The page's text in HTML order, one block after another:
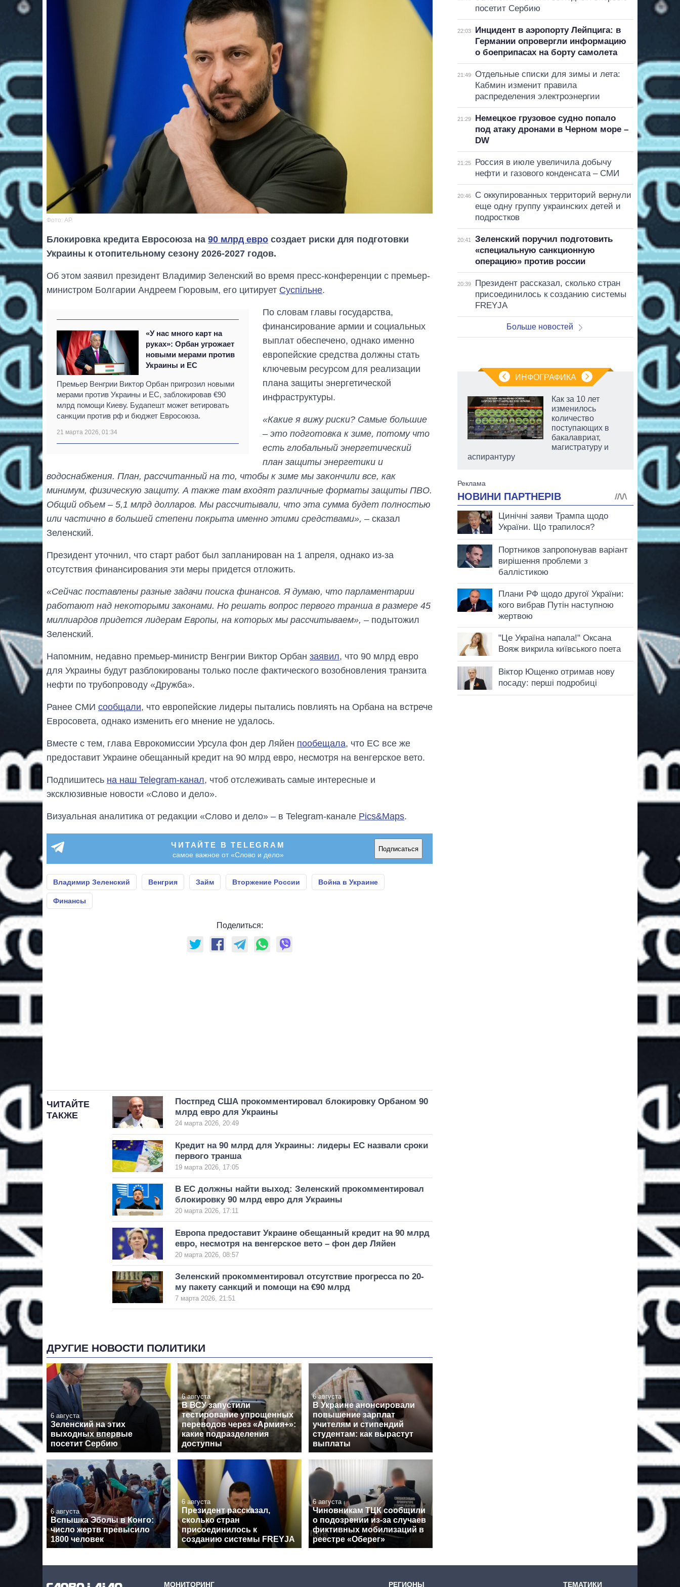
Фото: AP
Блокировка кредита Евросоюза на 90 млрд евро создает риски для подготовки
Украины к отопительному сезону 2026-2027 годов.
Об этом заявил президент Владимир Зеленский во время пресс-конференции с премьер-
министром Болгарии Андреем Гюровым, его цитирует Суспільне.
«У нас много карт на
руках»: Орбан угрожает
новыми мерами против
Украины и ЕС
Премьер Венгрии Виктор Орбан пригрозил новыми
мерами против Украины и ЕС, заблокировав €90
млрд помощи Киеву. Будапешт может ветировать
санкции против рф и бюджет Евросоюза.
21 марта 2026, 01:34
По словам главы государства,
финансирование армии и социальных
выплат обеспечено, однако именно
европейские средства должны стать
ключевым ресурсом для реализации
плана защиты энергетической
инфраструктуры.
«Какие я вижу риски? Самые большие
– это подготовка к зиме, потому что
есть глобальный энергетический
план защиты энергетики и
водоснабжения. План, рассчитанный на то, чтобы к зиме мы закончили все, как
минимум, физическую защиту. А также там входят различные форматы защиты ПВО.
Общий объем – 5,1 млрд долларов. Мы рассчитывали, что эта сумма будет полностью
или частично в большей степени покрыта именно этими средствами», – сказал
Зеленский.
Президент уточнил, что старт работ был запланирован на 1 апреля, однако из-за
отсутствия финансирования эти меры придется отложить.
«Сейчас поставлены разные задачи поиска финансов. Я думаю, что парламентарии
работают над некоторыми законами. Но решать вопрос первого транша в размере 45
миллиардов придется лидерам Европы, на которых мы рассчитываем», – подытожил
Зеленский.
Напомним, недавно премьер-министр Венгрии Виктор Орбан заявил, что 90 млрд евро
для Украины будут разблокированы только после фактического возобновления транзита
нефти по трубопроводу «Дружба».
Ранее СМИ сообщали, что европейские лидеры пытались повлиять на Орбана на встрече
Евросовета, однако изменить его мнение не удалось.
Вместе с тем, глава Еврокомиссии Урсула фон дер Ляйен пообещала, что ЕС все же
предоставит Украине обещанный кредит на 90 млрд евро, несмотря на венгерское вето.
Подпишитесь на наш Telegram-канал, чтоб отслеживать самые интересные и
эксклюзивные новости «Слово и дело».
Визуальная аналитика от редакции «Слово и дело» – в Telegram-канале Pics&Maps.
ЧИТАЙТЕ В TELEGRAM
самое важное от «Слово и дело»
Подписаться
Владимир Зеленский Венгрия Займ Вторжение России Война в Украине
Финансы
Поделиться:
ЧИТАЙТЕ
ТАКЖЕ
Постпред США прокомментировал блокировку Орбаном 90
млрд евро для Украины
24 марта 2026, 20:49
Кредит на 90 млрд для Украины: лидеры ЕС назвали сроки
первого транша
19 марта 2026, 17:05
В ЕС должны найти выход: Зеленский прокомментировал
блокировку 90 млрд евро для Украины
20 марта 2026, 17:11
Европа предоставит Украине обещанный кредит на 90 млрд
евро, несмотря на венгерское вето – фон дер Ляйен
20 марта 2026, 08:57
Зеленский прокомментировал отсутствие прогресса по 20-
му пакету санкций и помощи на €90 млрд
7 марта 2026, 21:51
ДРУГИЕ НОВОСТИ ПОЛИТИКИ
6 августа
Зеленский на этих
выходных впервые
посетит Сербию
6 августа
В ВСУ запустили
тестирование упрощенных
переводов через «Армия+»:
какие подразделения
доступны
6 августа
В Украине анонсировали
повышение зарплат
учителям и стипендий
студентам: как вырастут
выплаты
6 августа
Вспышка Эболы в Конго:
число жертв превысило
1800 человек
6 августа
Президент рассказал,
сколько стран
присоединилось к
созданию системы FREYJA
6 августа
Чиновникам ТЦК сообщили
о подозрении из-за случаев
фиктивных мобилизаций в
реестре «Оберег»
посетит Сербию
22:03
Инцидент в аэропорту Лейпцига: в
Германии опровергли информацию
о боеприпасах на борту самолета
21:49
Отдельные списки для зимы и лета:
Кабмин изменит правила
распределения электроэнергии
21:29
Немецкое грузовое судно попало
под атаку дронами в Черном море –
DW
21:25
Россия в июле увеличила добычу
нефти и газового конденсата – СМИ
20:46
С оккупированных территорий вернули
еще одну группу украинских детей и
подростков
20:41
Зеленский поручил подготовить
«специальную санкционную
операцию» против россии
20:39
Президент рассказал, сколько стран
присоединилось к созданию системы
FREYJA
Больше новостей
ИНФОГРАФИКА
Министерства
войны с россией
Как за 10 лет
изменилось
количество
поступающих в
бакалавриат,
магистратуру и
аспирантуру
МОНИТОРИНГ РЕГИОНЫ ТЕМАТИКИ